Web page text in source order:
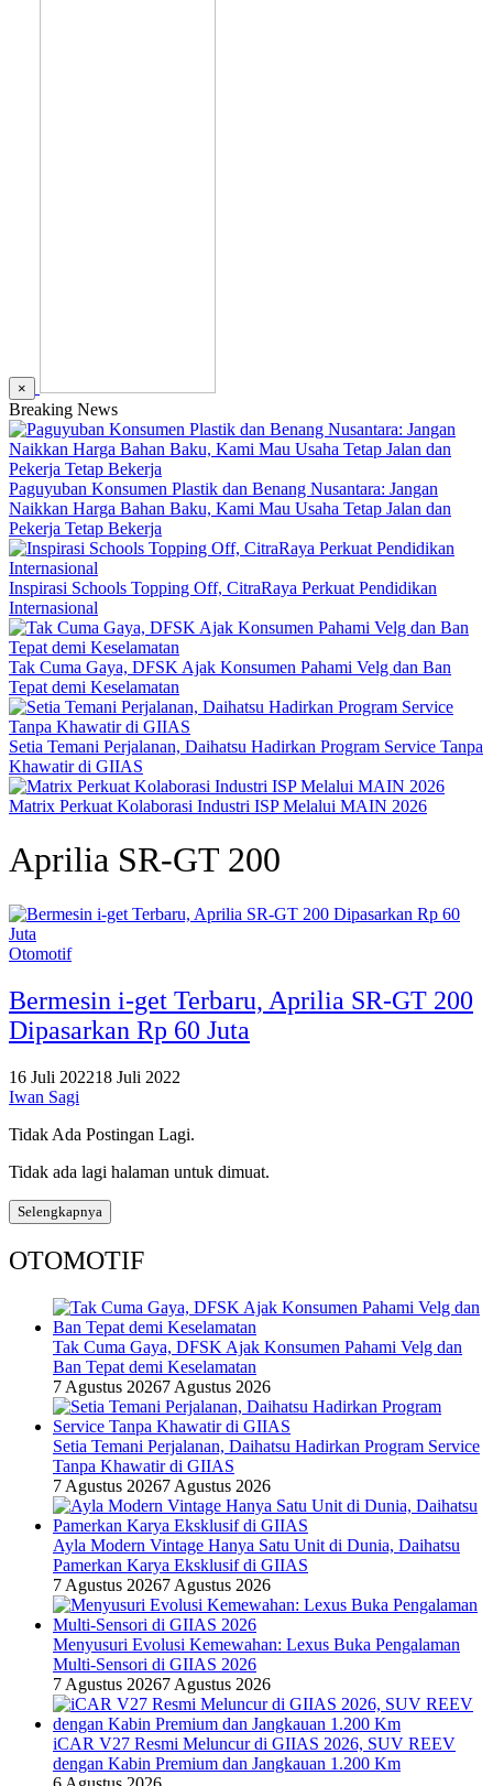
×
Breaking News
Paguyuban Konsumen Plastik dan Benang Nusantara: Jangan
Naikkan Harga Bahan Baku, Kami Mau Usaha Tetap Jalan dan
Pekerja Tetap Bekerja
Inspirasi Schools Topping Off, CitraRaya Perkuat Pendidikan
Internasional
Tak Cuma Gaya, DFSK Ajak Konsumen Pahami Velg dan Ban
Tepat demi Keselamatan
Setia Temani Perjalanan, Daihatsu Hadirkan Program Service Tanpa
Khawatir di GIIAS
Matrix Perkuat Kolaborasi Industri ISP Melalui MAIN 2026
Aprilia SR-GT 200
Otomotif
Bermesin i-get Terbaru, Aprilia SR-GT 200
Dipasarkan Rp 60 Juta
16 Juli 202218 Juli 2022
Iwan Sagi
Tidak Ada Postingan Lagi.
Tidak ada lagi halaman untuk dimuat.
Selengkapnya
OTOMOTIF
Tak Cuma Gaya, DFSK Ajak Konsumen Pahami Velg dan
Ban Tepat demi Keselamatan
7 Agustus 20267 Agustus 2026
Setia Temani Perjalanan, Daihatsu Hadirkan Program Service
Tanpa Khawatir di GIIAS
7 Agustus 20267 Agustus 2026
Ayla Modern Vintage Hanya Satu Unit di Dunia, Daihatsu
Pamerkan Karya Eksklusif di GIIAS
7 Agustus 20267 Agustus 2026
Menyusuri Evolusi Kemewahan: Lexus Buka Pengalaman
Multi-Sensori di GIIAS 2026
7 Agustus 20267 Agustus 2026
iCAR V27 Resmi Meluncur di GIIAS 2026, SUV REEV
dengan Kabin Premium dan Jangkauan 1.200 Km